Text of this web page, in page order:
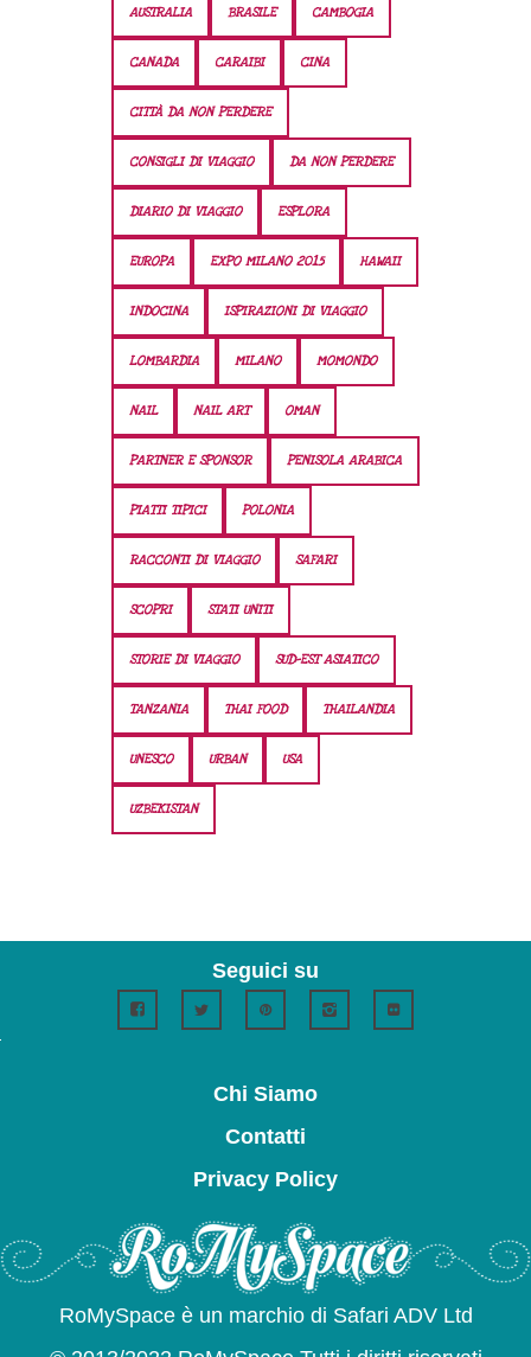
AUSTRALIA BRASILE CAMBOGIA
CANADA CARAIBI CINA
CITTÀ DA NON PERDERE
CONSIGLI DI VIAGGIO DA NON PERDERE
DIARIO DI VIAGGIO ESPLORA
EUROPA EXPO MILANO 2015 HAWAII
INDOCINA ISPIRAZIONI DI VIAGGIO
LOMBARDIA MILANO MOMONDO
NAIL NAIL ART OMAN
PARTNER E SPONSOR PENISOLA ARABICA
PIATTI TIPICI POLONIA
RACCONTI DI VIAGGIO SAFARI
SCOPRI STATI UNITI
STORIE DI VIAGGIO SUD-EST ASIATICO
TANZANIA THAI FOOD THAILANDIA
UNESCO URBAN USA
UZBEKISTAN
Seguici su
Chi Siamo
Contatti
Privacy Policy
RoMySpace è un marchio di Safari ADV Ltd